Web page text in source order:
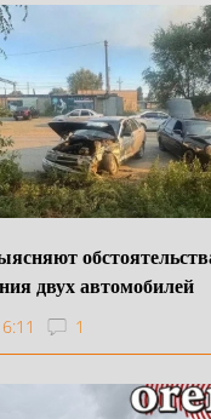
двух автомобилей
1